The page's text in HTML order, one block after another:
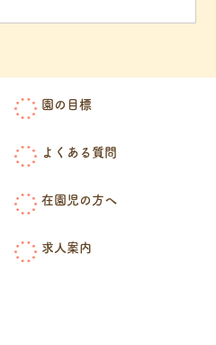
園の目標
よくある質問
在園児の方へ
求人案内